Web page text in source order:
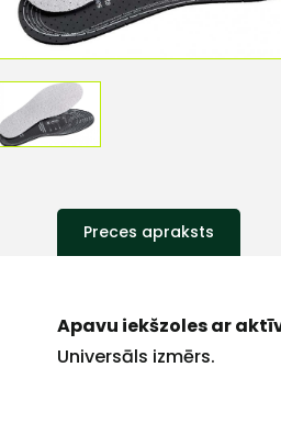
Preces apraksts
Apavu iekšzoles ar
Universāls izmērs.